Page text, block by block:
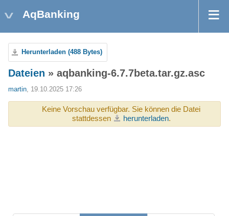
AqBanking
Herunterladen (488 Bytes)
Dateien » aqbanking-6.7.7beta.tar.gz.asc
martin, 19.10.2025 17:26
Keine Vorschau verfügbar. Sie können die Datei
stattdessen
herunterladen.